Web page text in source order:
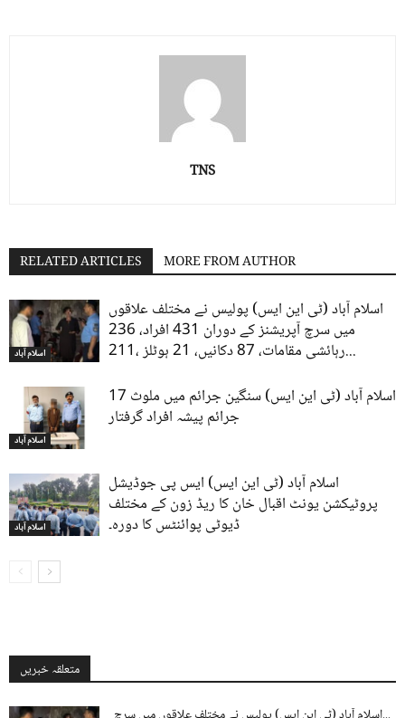
TNS
RELATED ARTICLES MORE FROM AUTHOR
اسلام آباد
اسلام آباد (ٹی این ایس) پولیس نے مختلف علاقوں
میں سرچ آپریشنز کے دوران 431 افراد، 236
رہائشی مقامات، 87 دکانیں، 21 ہوٹلز ،211...
اسلام آباد
اسلام آباد (ٹی این ایس) سنگین جرائم میں ملوث 17
جرائم پیشہ افراد گرفتار
اسلام آباد
اسلام آباد (ٹی این ایس) ایس پی جوڈیشل
پروٹیکشن یونٹ اقبال خان کا ریڈ زون کے مختلف
ڈیوٹی پوائنٹس کا دورہ۔
متعلقہ خبریں